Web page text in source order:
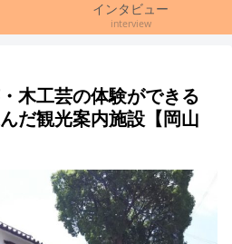
インタビュー
interview
木工芸の体験ができる
だ観光案内施設【岡山